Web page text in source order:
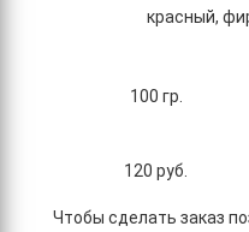
красный,
100 гр.
120 руб.
Чтобы сделать заказ